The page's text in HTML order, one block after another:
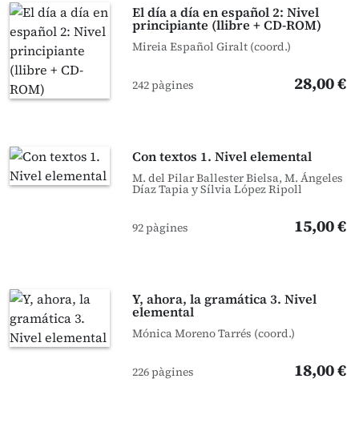
El día a día en español 2: Nivel
principiante (llibre + CD-ROM)
Mireia Español Giralt (coord.)
242 pàgines 28,00 €
Con textos 1. Nivel elemental
M. del Pilar Ballester Bielsa, M. Ángeles
Díaz Tapia y Sílvia López Ripoll
92 pàgines 15,00 €
Y, ahora, la gramática 3. Nivel
elemental
Mónica Moreno Tarrés (coord.)
226 pàgines 18,00 €